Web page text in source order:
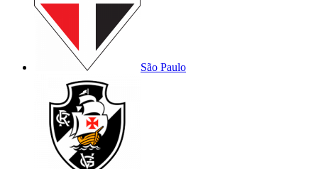
São Paulo